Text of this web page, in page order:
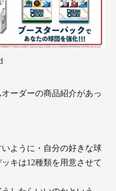
ーダーの商品紹介があっ
ように・自分の好きな球
キは12種類を用意させて